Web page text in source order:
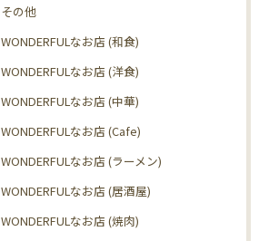
その他
WONDERFULなお店 (和食)
WONDERFULなお店 (洋食)
WONDERFULなお店 (中華)
WONDERFULなお店 (Cafe)
WONDERFULなお店 (ラーメン)
WONDERFULなお店 (居酒屋)
WONDERFULなお店 (焼肉)